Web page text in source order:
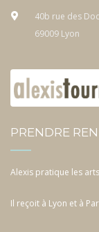
40b rue des
69009 Lyon
PRENDRE
Alexis pratique les
Il reçoit à Lyon et à